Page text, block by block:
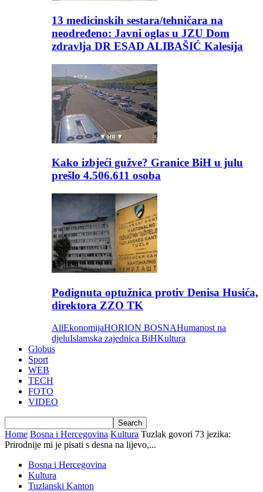
13 medicinskih sestara/tehničara na
neodređeno: Javni oglas u JZU Dom
zdravlja DR ESAD ALIBAŠIĆ Kalesija
Kako izbjeći gužve? Granice BiH u julu
prešlo 4.506.611 osoba
Podignuta optužnica protiv Denisa Husića,
direktora ZZO TK
AllEkonomijaHORION BOSNAHumanost na
djeluIslamska zajednica BiHKultura
Globus
Sport
WEB
TECH
FOTO
VIDEO
Home Bosna i Hercegovina Kultura Tuzlak govori 73 jezika:
Prirodnije mi je pisati s desna na lijevo,...
Bosna i Hercegovina
Kultura
Tuzlanski Kanton